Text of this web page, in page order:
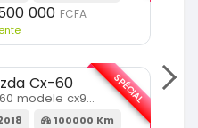
000 FCFA
Cx-60
Cx-60 modele cx9 full option
100000 Km
SPÉCIAL